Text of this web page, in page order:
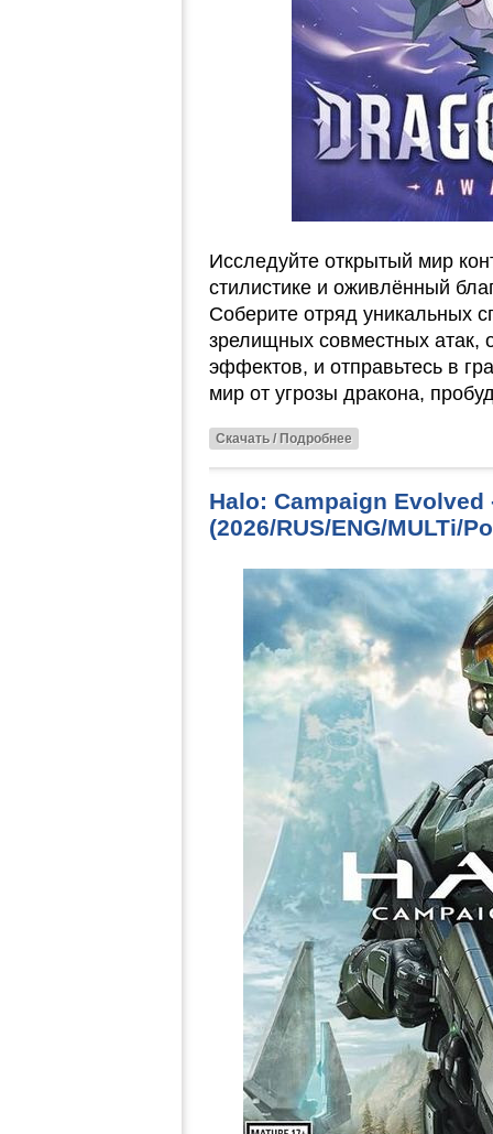
Исследуйте открытый мир
стилистике и оживлённый
Соберите отряд уникальных
зрелищных совместных атак,
эффектов, и отправьтесь в
мир от угрозы дракона,
Скачать / Подробнее
Halo: Campaign
(2026/RUS/ENG/MULTi/